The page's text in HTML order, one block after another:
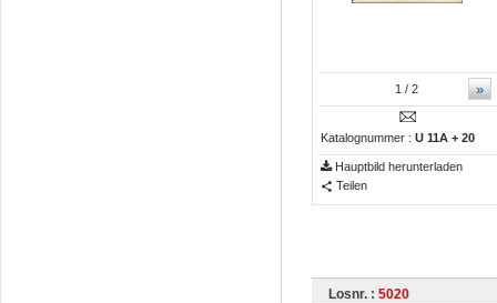
»
1 / 2
Katalognummer : U 11A + 20
Hauptbild herunterladen
Teilen
Losnr. : 5020